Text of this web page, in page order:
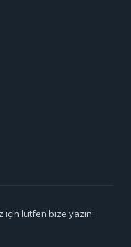
için lütfen bize yazın: